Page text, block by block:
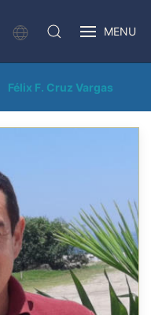
MENU
Félix F. Cruz Vargas